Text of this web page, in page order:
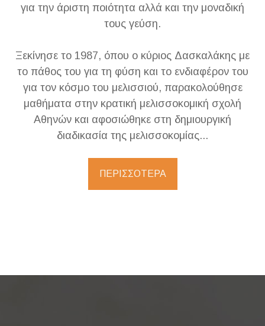
για την άριστη ποιότητα αλλά και την μοναδική
τους γεύση.
Ξεκίνησε το 1987, όπου ο κύριος Δασκαλάκης με
το πάθος του για τη φύση και το ενδιαφέρον του
για τον κόσμο του μελισσιού, παρακολούθησε
μαθήματα στην κρατική μελισσοκομική σχολή
Αθηνών και αφοσιώθηκε στη δημιουργική
διαδικασία της μελισσοκομίας...
ΠΕΡΙΣΣΟΤΕΡΑ